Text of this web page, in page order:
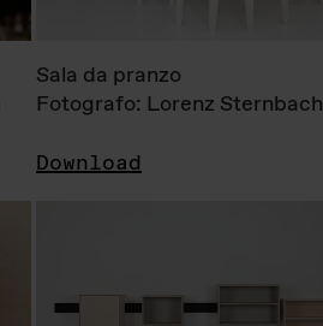
Sala da pranzo
Fotografo: Lorenz Sternbach
Download